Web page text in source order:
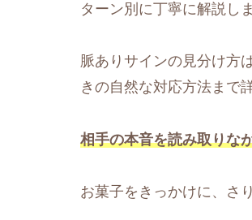
ターン別に丁寧に解説しま
脈ありサインの見分け方
きの自然な対応方法まで
相手の本音を読み取りな
お菓子をきっかけに、さ